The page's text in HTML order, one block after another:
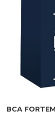
BCA